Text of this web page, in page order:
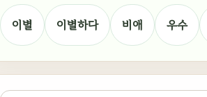
이별 이별하다 비애 우수